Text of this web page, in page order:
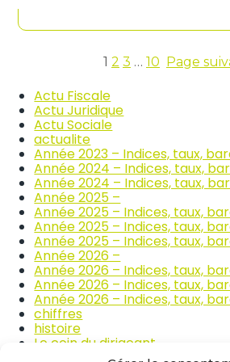
m
e
l
a
r
p
a
r
t
i
o
u
i
e
r
i
x
d
e
s
p
r
o
d
u
i
s
1 2 3 … 10 Page
Actu Fiscale
Actu Juridique
Actu Sociale
actualite
Année 2023 – Indices, taux,
Année 2024 – Indices, taux,
Année 2024 – Indices, taux,
Année 2025 –
Année 2025 – Indices, taux,
Année 2025 – Indices, taux,
Année 2025 – Indices, taux,
Année 2026 –
Année 2026 – Indices, taux,
Année 2026 – Indices, taux,
Année 2026 – Indices, taux,
chiffres
histoire
Le coin du dirigeant